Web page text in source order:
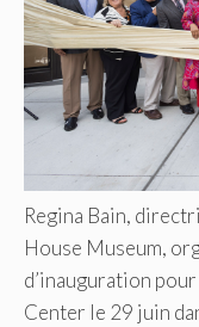
Regina Bain,
House Museum,
d’inauguration
Center le 29 juin